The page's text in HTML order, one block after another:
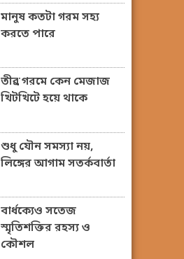
মানুষ কতটা গরম সহ্য
করতে পারে
তীব্র গরমে কেন মেজাজ
খিটখিটে হয়ে থাকে
শুধু যৌন সমস্যা নয়,
লিঙ্গের আগাম সতর্কবার্তা
বার্ধক্যেও সতেজ
স্মৃতিশক্তির রহস্য ও
কৌশল